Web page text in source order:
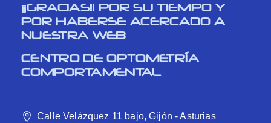
¡¡GRACIAS!! POR SU TIEMPO Y
POR HABERSE ACERCADO A
NUESTRA WEB
CENTRO DE OPTOMETRÍA
COMPORTAMENTAL
Calle Velázquez 11 bajo, Gijón - Asturias